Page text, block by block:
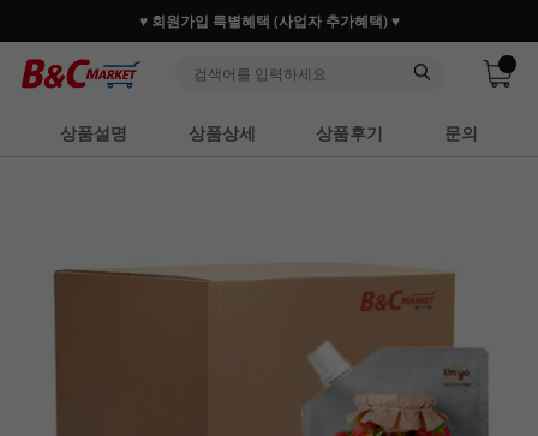
♥ 회원가입 특별혜택 (사업자 추가혜택) ♥
상품설명 상품상세 상품후기 문의